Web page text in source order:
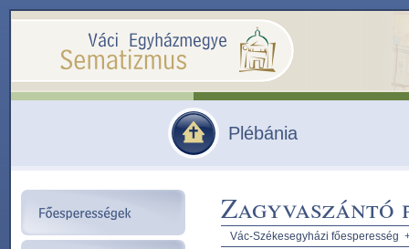
Plébánia
Zagyvaszántó
Vác-Székesegyházi főesperesség